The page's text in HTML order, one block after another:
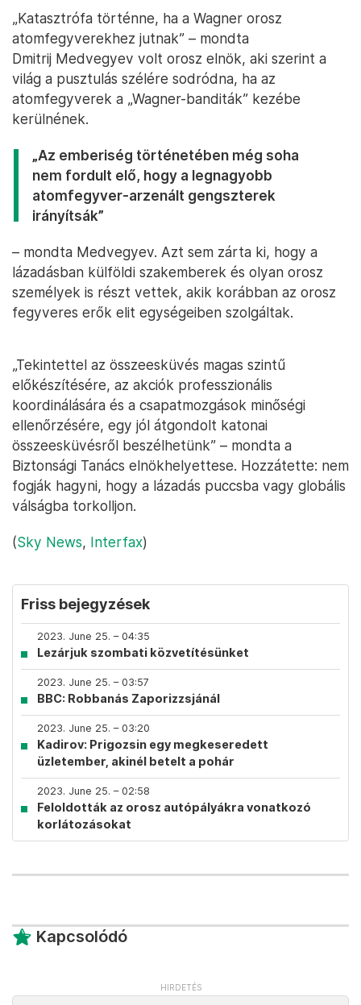
„Katasztrófa történne, ha a Wagner orosz
atomfegyverekhez jutnak” – mondta
Dmitrij Medvegyev volt orosz elnök, aki szerint a
világ a pusztulás szélére sodródna, ha az
atomfegyverek a „Wagner-banditák” kezébe
kerülnének.
„Az emberiség történetében még soha
nem fordult elő, hogy a legnagyobb
atomfegyver-arzenált gengszterek
irányítsák”
– mondta Medvegyev. Azt sem zárta ki, hogy a
lázadásban külföldi szakemberek és olyan orosz
személyek is részt vettek, akik korábban az orosz
fegyveres erők elit egységeiben szolgáltak.
„Tekintettel az összeesküvés magas szintű
előkészítésére, az akciók professzionális
koordinálására és a csapatmozgások minőségi
ellenőrzésére, egy jól átgondolt katonai
összeesküvésről beszélhetünk” – mondta a
Biztonsági Tanács elnökhelyettese. Hozzátette: nem
fogják hagyni, hogy a lázadás puccsba vagy globális
válságba torkolljon.
(Sky News, Interfax)
Friss bejegyzések
2023. June 25. – 04:35
Lezárjuk szombati közvetítésünket
2023. June 25. – 03:57
BBC: Robbanás Zaporizzsjánál
2023. June 25. – 03:20
Kadirov: Prigozsin egy megkeseredett
üzletember, akinél betelt a pohár
2023. June 25. – 02:58
Feloldották az orosz autópályákra vonatkozó
korlátozásokat
Kapcsolódó